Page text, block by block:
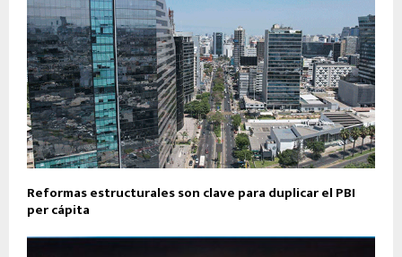
Reformas estructurales son clave para duplicar el PBI
per cápita